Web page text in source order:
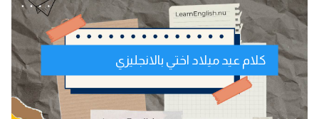
كلام عيد ميلاد اختي بالانجليزي